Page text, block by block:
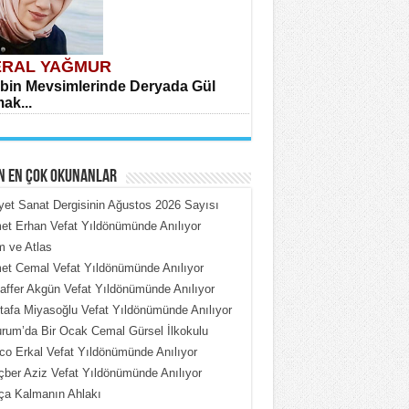
YAĞMUR
Mevsimlerinde Deryada Gül
ÇOBAN
Put Dışardaki Maskeler...
EN ÇOK OKUNANLAR
Sanat Dergisinin Ağustos 2026 Sayısı
Erhan Vefat Yıldönümünde Anılıyor
ve Atlas
Cemal Vefat Yıldönümünde Anılıyor
Akgün Vefat Yıldönümünde Anılıyor
Miyasoğlu Vefat Yıldönümünde Anılıyor
Bir Ocak Cemal Gürsel İlkokulu
Erkal Vefat Yıldönümünde Anılıyor
Aziz Vefat Yıldönümünde Anılıyor
Kalmanın Ahlakı